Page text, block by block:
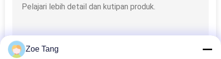
PRIBADI
Zoe Tang